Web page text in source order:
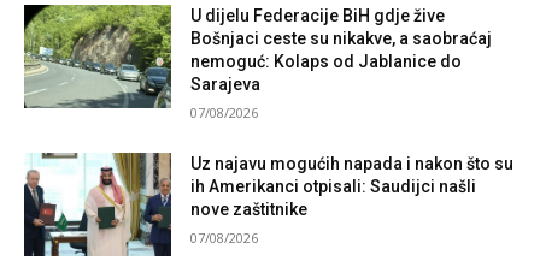
U dijelu Federacije BiH gdje žive
Bošnjaci ceste su nikakve, a saobraćaj
nemoguć: Kolaps od Jablanice do
Sarajeva
07/08/2026
Uz najavu mogućih napada i nakon što su
ih Amerikanci otpisali: Saudijci našli
nove zaštitnike
07/08/2026